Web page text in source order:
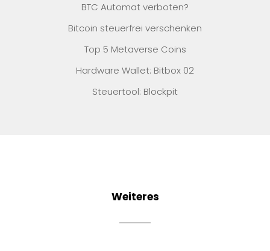
BTC Automat verboten?
Bitcoin steuerfrei verschenken
Top 5 Metaverse Coins
Hardware Wallet: Bitbox 02
Steuertool: Blockpit
Weiteres